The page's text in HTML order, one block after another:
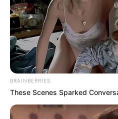
Horoscope.Mthai.com ได้ยกเรื่อ
วัน ซึ่งหาก ทำนายดวงชะตา กันแล้ว แ
ไปดู
Home /ดูดวง / ทำนายดวงชะตา ตาม
ดูดวง|
24 พ.ค. 2013
BRAINBERRIES
These Scenes Sparked